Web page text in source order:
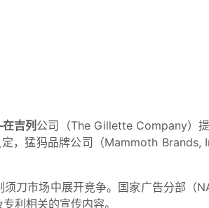
吉列 公司（The Gillette Company）
，猛犸品牌公司（Mammoth Brands,
刀市场中展开竞争。国家广告分部（
利相关的宣传内容。